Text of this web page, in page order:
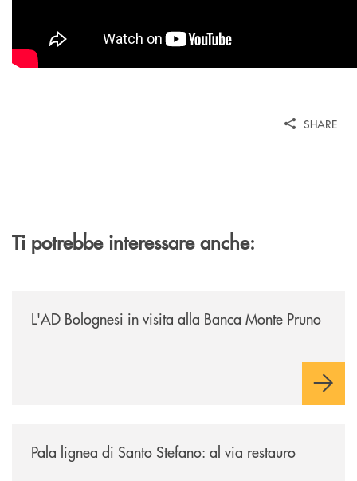
SHARE
Ti potrebbe interessare anche:
L'AD Bolognesi in visita alla Banca Monte Pruno
Pala lignea di Santo Stefano: al via restauro